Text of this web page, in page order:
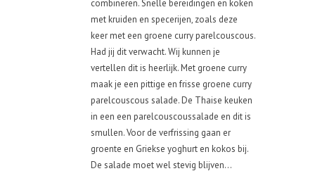
combineren. Snelle bereidingen en koken
met kruiden en specerijen, zoals deze
keer met een groene curry parelcouscous.
Had jij dit verwacht. Wij kunnen je
vertellen dit is heerlijk. Met groene curry
maak je een pittige en frisse groene curry
parelcouscous salade. De Thaise keuken
in een een parelcouscoussalade en dit is
smullen. Voor de verfrissing gaan er
groente en Griekse yoghurt en kokos bij.
De salade moet wel stevig blijven...